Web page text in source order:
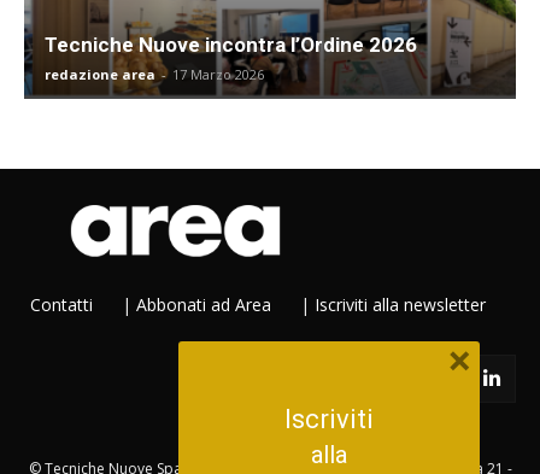
Tecniche Nuove incontra l’Ordine 2026
redazione area - 17 Marzo 2026
Contatti | Abbonati ad Area | Iscriviti alla newsletter
© Tecniche Nuove Spa. Tutti i diritti riservati. Sede legale Via Eritrea 21 -
Iscriviti
alla
×